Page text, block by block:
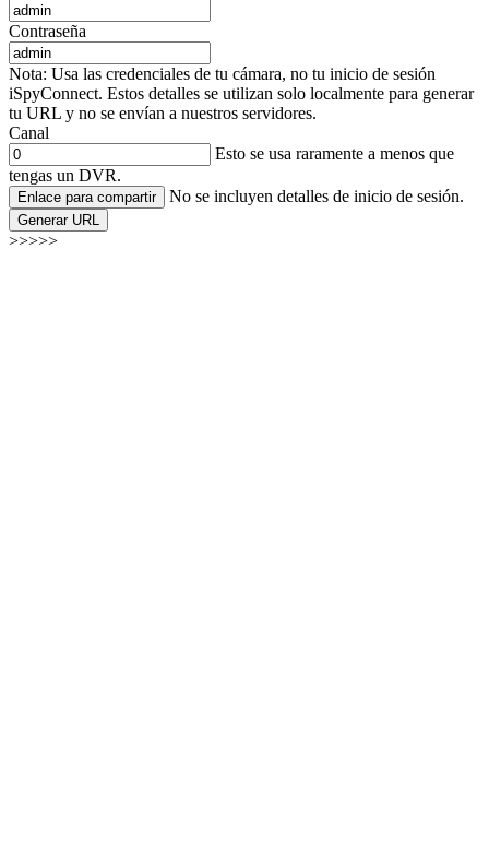
Contraseña
Nota: Usa las credenciales de tu cámara, no tu inicio de sesión
iSpyConnect. Estos detalles se utilizan solo localmente para generar
tu URL y no se envían a nuestros servidores.
Canal
Esto se usa raramente a menos que
tengas un DVR.
Enlace para compartir No se incluyen detalles de inicio de sesión.
Generar URL
>>>>>